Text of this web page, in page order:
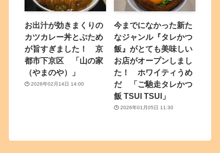
お出汁が効きまくりの
カツカレー丼とぶため
が旨すぎました！ 京
都市下京区 「山の家
（やまのや）」
2026年02月14日 14:00
今までになかった新た
なジャンル『タレかつ
飯』がとても美味しい
お店がオープンしまし
た！ ホワイティうめ
だ 「ご馳走タレかつ
飯 TSUI TSUI」
2026年01月05日 11:30